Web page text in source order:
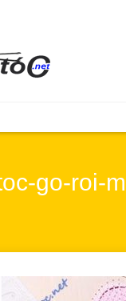
go-roi-